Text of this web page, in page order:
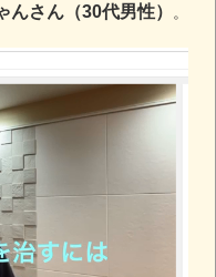
さん（30代男性） 。